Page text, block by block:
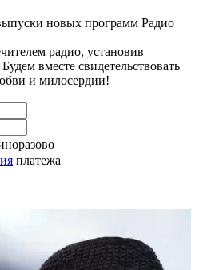
новых программ Радио
радио, установив
вместе свидетельствовать
и милосердии!
платежа